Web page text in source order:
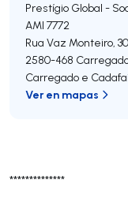
**************
Prestígio Global -
AMI 7772
Rua Vaz Monteiro,
2580-468
Carregado e
Ver en mapas